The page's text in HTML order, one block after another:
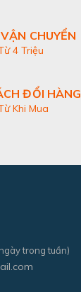
CHUYỂN
4 Triệu
ĐỔI HÀNG
Khi Mua
trong tuần)